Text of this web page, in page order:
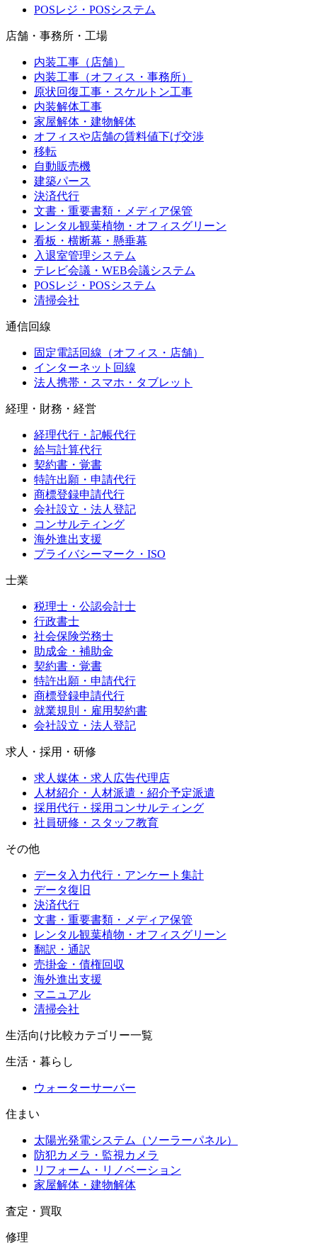
POSレジ・POSシステム
店舗・事務所・工場
内装工事（店舗）
内装工事（オフィス・事務所）
原状回復工事・スケルトン工事
内装解体工事
家屋解体・建物解体
オフィスや店舗の賃料値下げ交渉
移転
自動販売機
建築パース
決済代行
文書・重要書類・メディア保管
レンタル観葉植物・オフィスグリーン
看板・横断幕・懸垂幕
入退室管理システム
テレビ会議・WEB会議システム
POSレジ・POSシステム
清掃会社
通信回線
固定電話回線（オフィス・店舗）
インターネット回線
法人携帯・スマホ・タブレット
経理・財務・経営
経理代行・記帳代行
給与計算代行
契約書・覚書
特許出願・申請代行
商標登録申請代行
会社設立・法人登記
コンサルティング
海外進出支援
プライバシーマーク・ISO
士業
税理士・公認会計士
行政書士
社会保険労務士
助成金・補助金
契約書・覚書
特許出願・申請代行
商標登録申請代行
就業規則・雇用契約書
会社設立・法人登記
求人・採用・研修
求人媒体・求人広告代理店
人材紹介・人材派遣・紹介予定派遣
採用代行・採用コンサルティング
社員研修・スタッフ教育
その他
データ入力代行・アンケート集計
データ復旧
決済代行
文書・重要書類・メディア保管
レンタル観葉植物・オフィスグリーン
翻訳・通訳
売掛金・債権回収
海外進出支援
マニュアル
清掃会社
生活向け比較カテゴリー一覧
生活・暮らし
ウォーターサーバー
住まい
太陽光発電システム（ソーラーパネル）
防犯カメラ・監視カメラ
リフォーム・リノベーション
家屋解体・建物解体
査定・買取
修理